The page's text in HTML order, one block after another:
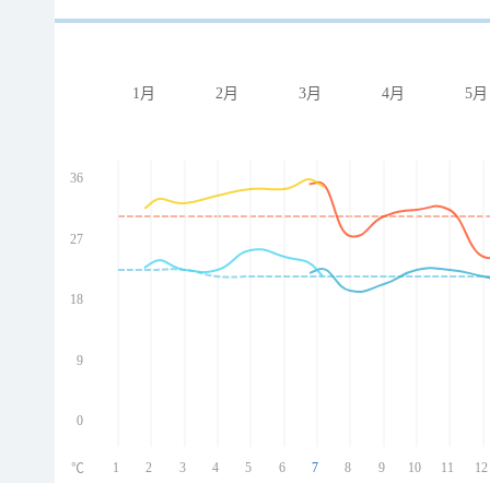
1月 2月 3月 4月 5月
36
27
18
9
0
1 2 3 4 5 6 7 8 9 10 11 12
℃